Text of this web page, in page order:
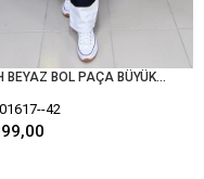
SİYAH BEYAZ BOL PAÇA BÜYÜK BEDEN TAKIM
42